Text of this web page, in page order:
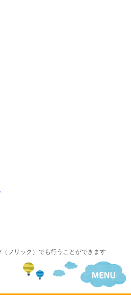
フリック）でも行うことができます